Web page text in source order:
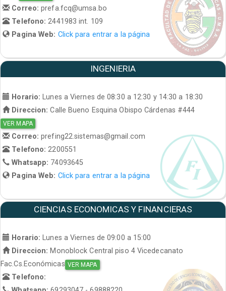
Correo:prefa.fcq@umsa.bo
Telefono:2441983 int. 109
Pagina Web: Click para entrar a la página
INGENIERIA
Horario:
Lunes a Viernes de 08:30 a 12:30 y 14:30 a 18:30
Direccion: Calle Bueno Esquina Obispo Cárdenas #444
VER MAPA
Correo:prefing22.sistemas@gmail.com
Telefono: 2200551
Whatsapp: 74093645
Pagina Web: Click para entrar a la página
CIENCIAS ECONOMICAS Y FINANCIERAS
Horario: Lunes a Viernes de 09:00 a 15:00
Direccion: Monoblock Central piso 4 Vicedecanato
Fac.Cs.Económicas VER MAPA
Telefono: